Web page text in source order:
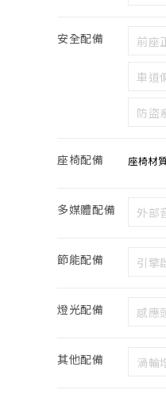
安全配備 前座
車道
防盜
座椅配備 座椅材
多媒體配備 外部
節能配備 引擎
燈光配備 感應
其他配備 渦輪